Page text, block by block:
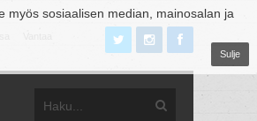
myös sosiaalisen median, mainosalan ja
Sulje